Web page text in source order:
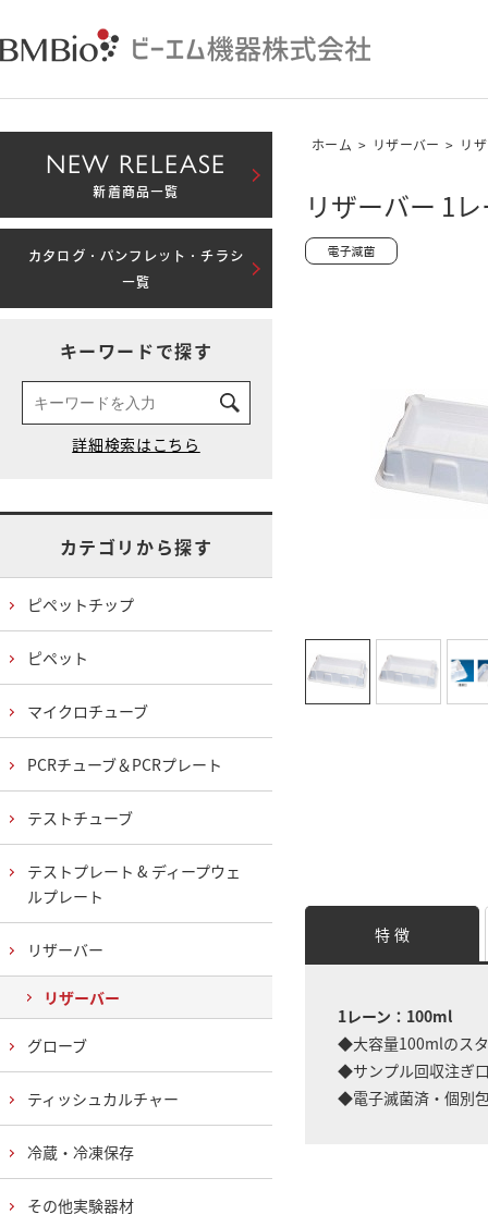
ホーム > リザーバー > リ
リザーバー 1
特 徴
1レーン：100ml
◆大容量100mlのス
◆サンプル回収注ぎ
◆電子滅菌済・個別
NEW RELEASE
新着商品一覧
カタログ・パンフレット・チラシ
一覧
キーワードで探す
カテゴリから探す
ピペットチップ
ピペット
マイクロチューブ
PCRチューブ＆PCRプレート
テストチューブ
テストプレート & ディープウェ
ルプレート
リザーバー
リザーバー
グローブ
ティッシュカルチャー
冷蔵・冷凍保存
その他実験器材